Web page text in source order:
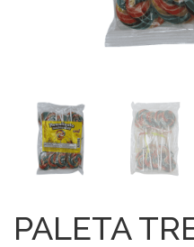
PALETA